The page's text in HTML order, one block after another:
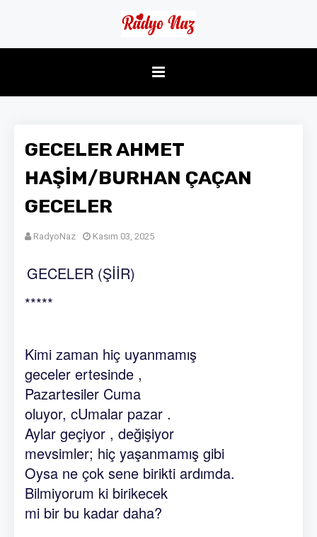
GECELER AHMET
HAŞİM/BURHAN ÇAÇAN
GECELER
RadyoNaz Kasım 03, 2025
GECELER (ŞİİR)
*****
Kimi zaman hiç uyanmamış
geceler ertesinde ,
Pazartesiler Cuma
oluyor, cUmalar pazar .
Aylar geçiyor , değişiyor
mevsimler; hiç yaşanmamış gibi
Oysa ne çok sene birikti ardımda.
Bilmiyorum ki birikecek
mi bir bu kadar daha?